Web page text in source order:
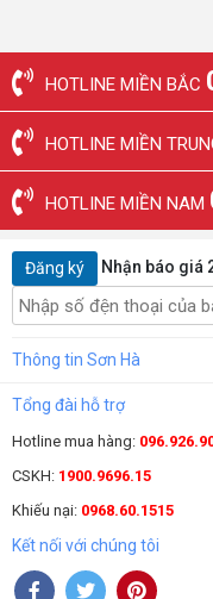
HOTLINE MIỀN BẮC
HOTLINE MIỀN
HOTLINE MIỀN NAM
Đăng ký Nhận báo giá
Thông tin Sơn Hà
Tổng đài hỗ trợ
Hotline mua hàng:
CSKH: 1900.9696.15
Khiếu nại: 0968.60.1515
Kết nối với chúng tôi